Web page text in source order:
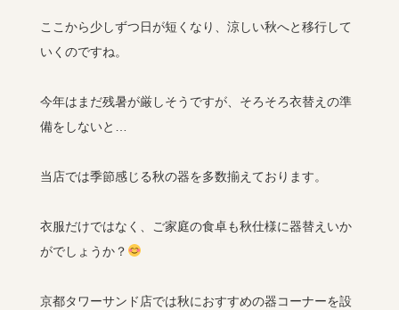
ここから少しずつ日が短くなり、涼しい秋へと移行して
いくのですね。
今年はまだ残暑が厳しそうですが、そろそろ衣替えの準
備をしないと…
当店では季節感じる秋の器を多数揃えております。
衣服だけではなく、ご家庭の食卓も秋仕様に器替えいか
がでしょうか？
京都タワーサンド店では秋におすすめの器コーナーを設